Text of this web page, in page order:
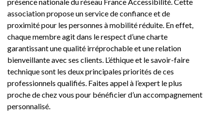
association propose un service de confiance et de
proximité pour les personnes à mobilité réduite. En effet,
chaque membre agit dans le respect d’une charte
garantissant une qualité irréprochable et une relation
bienveillante avec ses clients. L’éthique et le savoir-faire
technique sont les deux principales priorités de ces
professionnels qualifiés. Faites appel à l’expert le plus
proche de chez vous pour bénéficier d’un accompagnement
personnalisé.